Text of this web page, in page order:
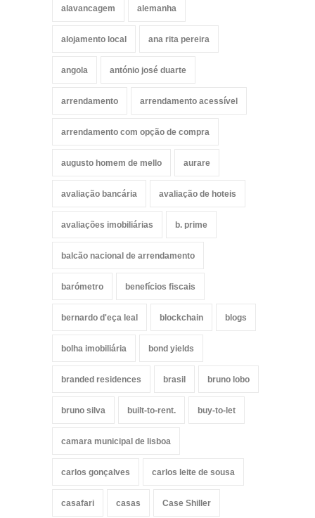
alavancagem alemanha
alojamento local ana rita pereira
angola antónio josé duarte
arrendamento arrendamento acessível
arrendamento com opção de compra
augusto homem de mello aurare
avaliação bancária avaliação de hoteis
avaliações imobiliárias b. prime
balcão nacional de arrendamento
barómetro benefícios fiscais
bernardo d'eça leal blockchain blogs
bolha imobiliária bond yields
branded residences brasil bruno lobo
bruno silva built-to-rent. buy-to-let
camara municipal de lisboa
carlos gonçalves carlos leite de sousa
casafari casas Case Shiller